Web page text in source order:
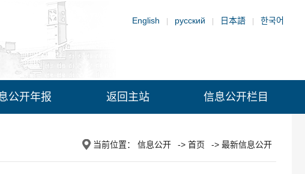
English | русский | 日本語 | 한국어
公开年报 返回主站 信息公开栏目
当前位置： 信息公开 -> 首页 -> 最新信息公开